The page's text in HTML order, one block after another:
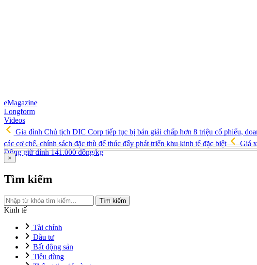
eMagazine
Longform
Videos
Gia đình Chủ tịch DIC Corp tiếp tục bị bán giải chấp hơn 8 triệu cổ phiếu,
các cơ chế, chính sách đặc thù để thúc đẩy phát triển khu kinh tế đặc biệt
Giá
Đồng giữ đỉnh 141.000 đồng/kg
×
Tìm kiếm
Tìm kiếm
Kinh tế
Tài chính
Đầu tư
Bất động sản
Tiêu dùng